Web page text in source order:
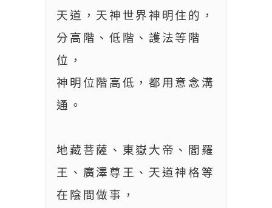
天道，天神世界神明住的，
分高階、低階、護法等階
位，
神明位階高低，都用意念溝
通。
地藏菩薩、東嶽大帝、閻羅
王、廣澤尊王、天道神格等
在陰間做事，